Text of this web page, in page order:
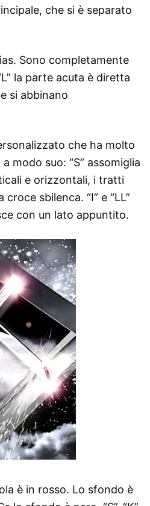
che si è separato
Sono completamente
la parte acuta è diretta
si abbinano
che ha molto
modo suo: “S” assomiglia
e orizzontali, i tratti
sbilenca. “I” e “LL”
con un lato appuntito.
è in rosso. Lo sfondo è